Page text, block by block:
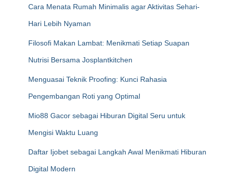
Cara Menata Rumah Minimalis agar Aktivitas Sehari-
Hari Lebih Nyaman
Filosofi Makan Lambat: Menikmati Setiap Suapan
Nutrisi Bersama Josplantkitchen
Menguasai Teknik Proofing: Kunci Rahasia
Pengembangan Roti yang Optimal
Mio88 Gacor sebagai Hiburan Digital Seru untuk
Mengisi Waktu Luang
Daftar Ijobet sebagai Langkah Awal Menikmati Hiburan
Digital Modern